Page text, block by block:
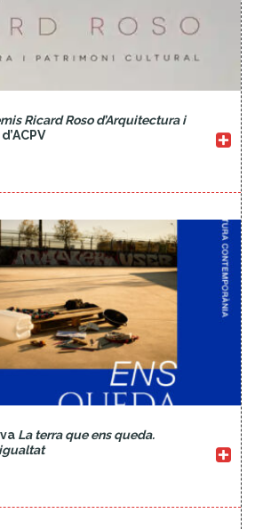
Ricard Roso d’Arquitectura i
La terra que ens queda.